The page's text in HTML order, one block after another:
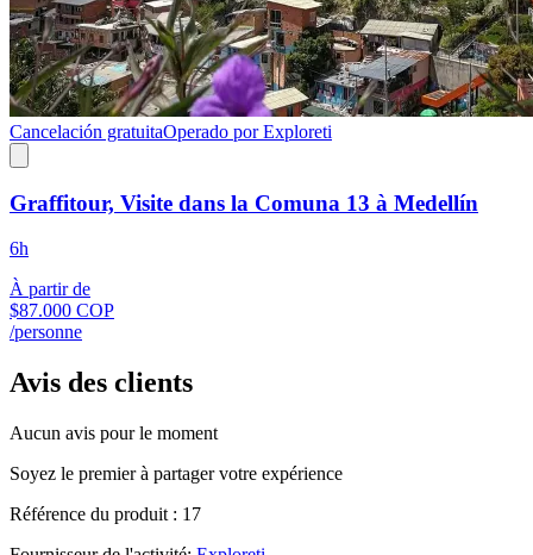
Cancelación gratuitaOperado por Exploreti
Graffitour, Visite dans la Comuna 13 à Medellín
6h
À partir de
$87.000 COP
/personne
Avis des clients
Aucun avis pour le moment
Soyez le premier à partager votre expérience
Référence du produit : 17